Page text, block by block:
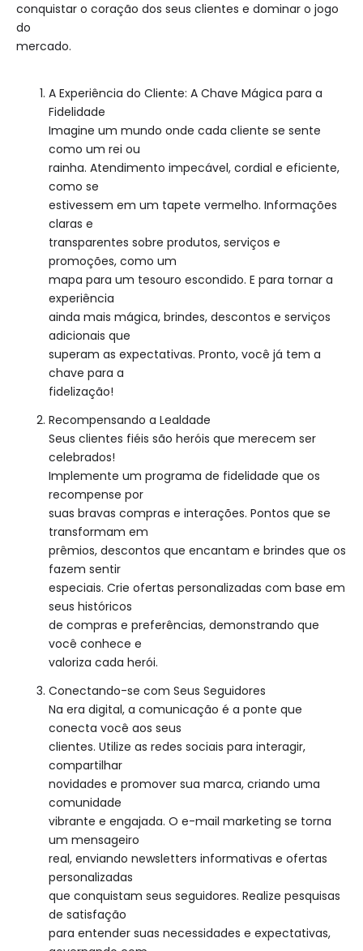
conquistar o coração dos seus clientes e dominar o jogo
do
mercado.
A Experiência do Cliente: A Chave Mágica para a
Fidelidade
Imagine um mundo onde cada cliente se sente
como um rei ou
rainha. Atendimento impecável, cordial e eficiente,
como se
estivessem em um tapete vermelho. Informações
claras e
transparentes sobre produtos, serviços e
promoções, como um
mapa para um tesouro escondido. E para tornar a
experiência
ainda mais mágica, brindes, descontos e serviços
adicionais que
superam as expectativas. Pronto, você já tem a
chave para a
fidelização!
Recompensando a Lealdade
Seus clientes fiéis são heróis que merecem ser
celebrados!
Implemente um programa de fidelidade que os
recompense por
suas bravas compras e interações. Pontos que se
transformam em
prêmios, descontos que encantam e brindes que os
fazem sentir
especiais. Crie ofertas personalizadas com base em
seus históricos
de compras e preferências, demonstrando que
você conhece e
valoriza cada herói.
Conectando-se com Seus Seguidores
Na era digital, a comunicação é a ponte que
conecta você aos seus
clientes. Utilize as redes sociais para interagir,
compartilhar
novidades e promover sua marca, criando uma
comunidade
vibrante e engajada. O e-mail marketing se torna
um mensageiro
real, enviando newsletters informativas e ofertas
personalizadas
que conquistam seus seguidores. Realize pesquisas
de satisfação
para entender suas necessidades e expectativas,